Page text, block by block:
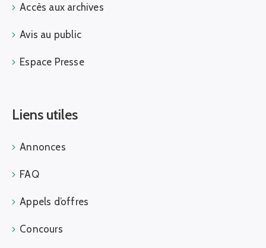
Accès aux archives
Avis au public
Espace Presse
Liens utiles
Annonces
FAQ
Appels d’offres
Concours